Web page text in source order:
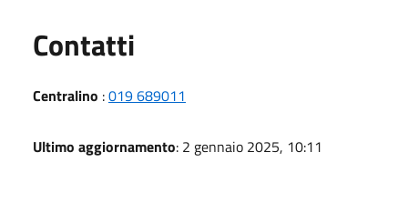
Contatti
Centralino :019 689011
Ultimo aggiornamento: 2 gennaio 2025, 10:11